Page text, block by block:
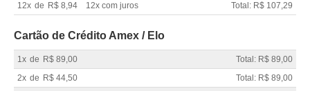
12x de R$ 8,94 12x com juros Total: R$ 107,29
Cartão de Crédito Amex / Elo
1x de R$ 89,00
Total: R$ 89,00
2x de R$ 44,50
Total: R$ 89,00